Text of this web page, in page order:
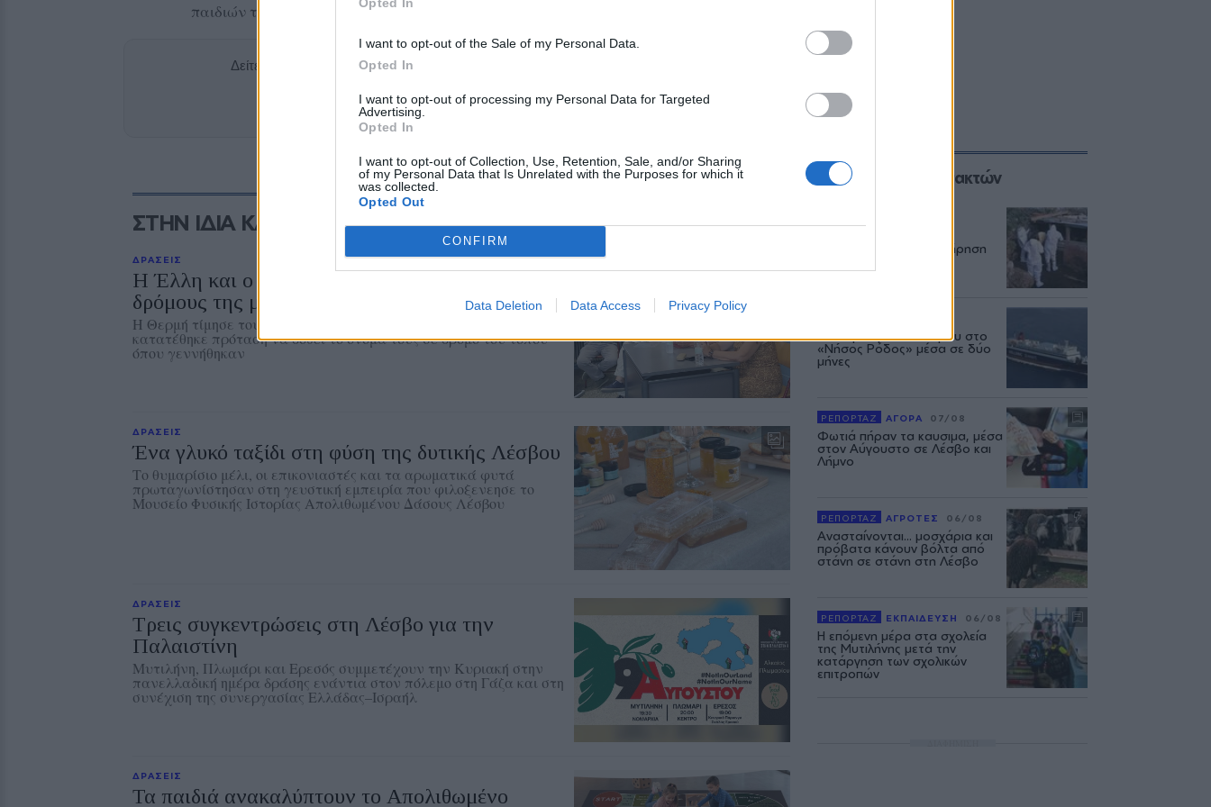
I want to opt-out of the Sale of my Personal Data.
Opted In
I want to opt-out of processing my Personal Data for Targeted
Advertising.
Opted In
I want to opt-out of Collection, Use, Retention, Sale, and/or Sharing
of my Personal Data that Is Unrelated with the Purposes for which it
was collected.
Opted Out
CONFIRM
Data Deletion Data Access Privacy Policy
παιδιών τους.
Δείτε περισσότερα άρθρα μας στα αποτελέσματα αναζήτησης
Add stonisi.gr on Google ↗
ΣΤΗΝ ΙΔΙΑ ΚΑΤΗΓΟΡΙΑ
ΔΡΑΣΕΙΣ
Η Έλλη και ο Φρίξος Πρωτογερέλλη στους
δρόμους της μνήμης
Η Θερμή τίμησε τους δύο αγωνιστές της Εθνικής Αντίστασης, ενώ
κατατέθηκε πρόταση να δοθεί το όνομά τους σε δρόμο του τόπου
όπου γεννήθηκαν
ΔΡΑΣΕΙΣ
Ένα γλυκό ταξίδι στη φύση της δυτικής Λέσβου
Το θυμαρίσιο μέλι, οι επικονιαστές και τα αρωματικά φυτά
πρωταγωνίστησαν στη γευστική εμπειρία που φιλοξενεησε το
Μουσείο Φυσικής Ιστορίας Απολιθωμένου Δάσους Λέσβου
ΔΡΑΣΕΙΣ
Τρεις συγκεντρώσεις στη Λέσβο για την
Παλαιστίνη
Μυτιλήνη, Πλωμάρι και Ερεσός συμμετέχουν την Κυριακή στην
πανελλαδική ημέρα δράσης ενάντια στον πόλεμο στη Γάζα και στη
συνέχιση της συνεργασίας Ελλάδας–Ισραήλ
ΔΡΑΣΕΙΣ
Τα παιδιά ανακαλύπτουν το Απολιθωμένο
Επιλογές των Συντακτών
εξαπλώνεται και η επιτήρηση
Δεύτερη εμπλοκή κάβου στο
«Νήσος Ρόδος» μέσα σε δύο
μήνες
ΡΕΠΟΡΤΑΖ ΑΓΟΡΑ 07/08
Φωτιά πήραν τα καυσιμα, μέσα
στον Αύγουστο σε Λέσβο και
Λήμνο
ΡΕΠΟΡΤΑΖ ΑΓΡΟΤΕΣ 06/08
Ανασταίνονται... μοσχάρια και
πρόβατα κάνουν βόλτα από
στάνη σε στάνη στη Λέσβο
ΡΕΠΟΡΤΑΖ ΕΚΠΑΙΔΕΥΣΗ 06/08
Η επόμενη μέρα στα σχολεία
της Μυτιλήνης μετά την
κατάργηση των σχολικών
επιτροπών